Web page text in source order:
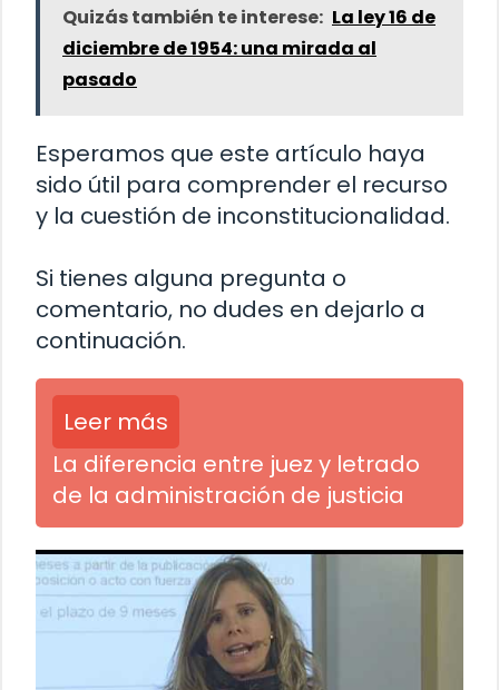
Quizás también te interese: La ley 16 de
diciembre de 1954: una mirada al
pasado
Esperamos que este artículo haya
sido útil para comprender el recurso
y la cuestión de inconstitucionalidad.
Si tienes alguna pregunta o
comentario, no dudes en dejarlo a
continuación.
Leer más
La diferencia entre juez y letrado
de la administración de justicia